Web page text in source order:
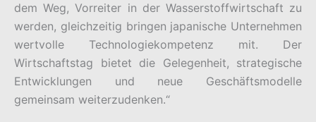
dem Weg, Vorreiter in der Wasserstoffwirtschaft zu
werden, gleichzeitig bringen japanische Unternehmen
wertvolle Technologiekompetenz mit. Der
Wirtschaftstag bietet die Gelegenheit, strategische
Entwicklungen und neue Geschäftsmodelle
gemeinsam weiterzudenken.“